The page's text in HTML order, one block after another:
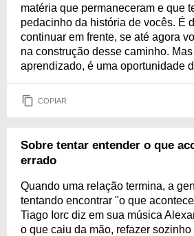
matéria que permaneceram e que
pedacinho da história de vocês. É
continuar em frente, se até agora
na construção desse caminho.
aprendizado, é uma oportunidade
COPIAR
Sobre tentar entender o que
errado
Quando uma relação termina, a
tentando encontrar "o que
Tiago Iorc diz em sua música
o que caiu da mão, refazer